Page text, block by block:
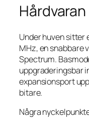
Under huven sitter
MHz, en snabbare
Spectrum.
uppgraderingsbar
expansionsport
bitare.
Några